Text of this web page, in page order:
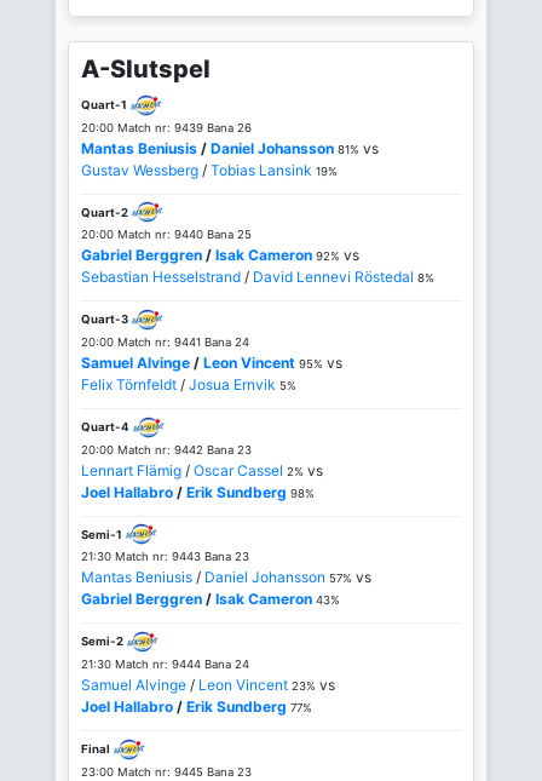
A-Slutspel
Quart-1
20:00 Match nr: 9439 Bana 26
Mantas Beniusis / Daniel Johansson 81% vs
Gustav Wessberg / Tobias Lansink 19%
Quart-2
20:00 Match nr: 9440 Bana 25
Gabriel Berggren / Isak Cameron 92% vs
Sebastian Hesselstrand / David Lennevi Röstedal 8%
Quart-3
20:00 Match nr: 9441 Bana 24
Samuel Alvinge / Leon Vincent 95% vs
Felix Törnfeldt / Josua Ernvik 5%
Quart-4
20:00 Match nr: 9442 Bana 23
Lennart Flämig / Oscar Cassel 2% vs
Joel Hallabro / Erik Sundberg 98%
Semi-1
21:30 Match nr: 9443 Bana 23
Mantas Beniusis / Daniel Johansson 57% vs
Gabriel Berggren / Isak Cameron 43%
Semi-2
21:30 Match nr: 9444 Bana 24
Samuel Alvinge / Leon Vincent 23% vs
Joel Hallabro / Erik Sundberg 77%
Final
23:00 Match nr: 9445 Bana 23